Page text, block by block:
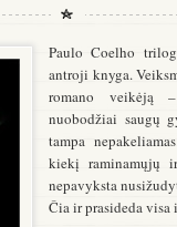
Paulo Coelho
antroji knyga.
romano veikėją
nuobodžiai saugų
tampa
kiekį raminamųjų
nepavyksta
Čia ir prasideda